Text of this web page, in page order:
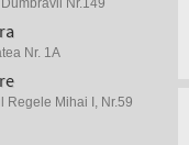
Nr.149
Nr. 1A
Regele Mihai I, Nr.59